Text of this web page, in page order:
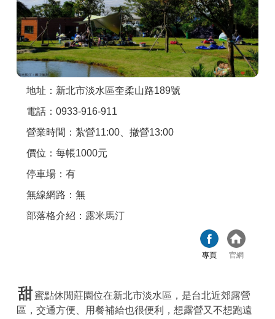
APP下載
地址：新北市淡水區奎柔山路189號
電話：0933-916-911
營業時間：紮營11:00、撤營13:00
價位：每帳1000元
停車場：有
無線網路：無
部落格介紹： 露米馬汀
專頁 官網
甜蜜點休閒莊園位在新北市淡水區，是台北近郊露營
區，交通方便、用餐補給也很便利，想露營又不想跑遠